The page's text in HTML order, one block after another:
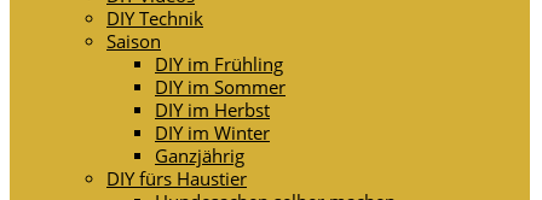
DIY Technik
Saison
DIY im Frühling
DIY im Sommer
DIY im Herbst
DIY im Winter
Ganzjährig
DIY fürs Haustier